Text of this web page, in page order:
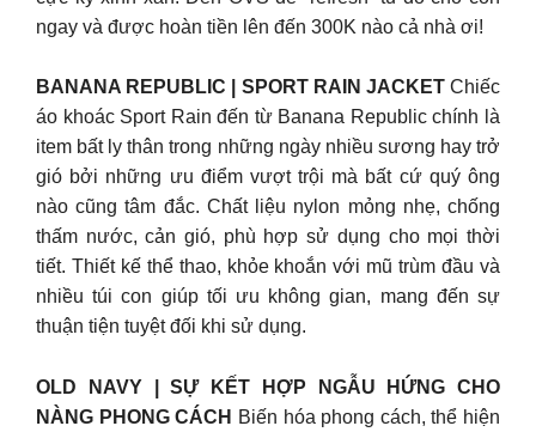
ngay và được hoàn tiền lên đến 300K nào cả nhà ơi!
BANANA REPUBLIC | SPORT RAIN JACKETChiếc
áo khoác Sport Rain đến từ Banana Republic chính là
item bất ly thân trong những ngày nhiều sương hay trở
gió bởi những ưu điểm vượt trội mà bất cứ quý ông
nào cũng tâm đắc. Chất liệu nylon mỏng nhẹ, chống
thấm nước, cản gió, phù hợp sử dụng cho mọi thời
tiết. Thiết kế thể thao, khỏe khoắn với mũ trùm đầu và
nhiều túi con giúp tối ưu không gian, mang đến sự
thuận tiện tuyệt đối khi sử dụng.
OLD NAVY | SỰ KẾT HỢP NGẪU HỨNG CHO
NÀNG PHONG CÁCH Biến hóa phong cách, thể hiện